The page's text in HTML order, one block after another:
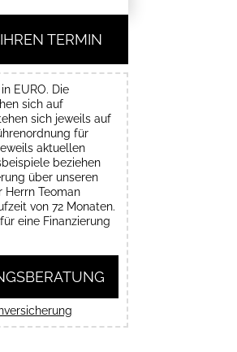
TERMIN
EURO. Die
sich auf
sich jeweils auf
für
aktuellen
beziehen
über unseren
Herrn Teoman
von 72 Monaten.
eine Finanzierung